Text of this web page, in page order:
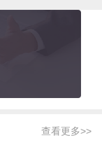
查看更多>>